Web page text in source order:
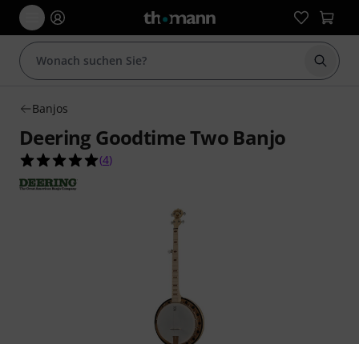
Suche
Banjos
Deering Goodtime Two Banjo
5.0 von 5 Sternen aus 4 Kundenbewertungen
(4)